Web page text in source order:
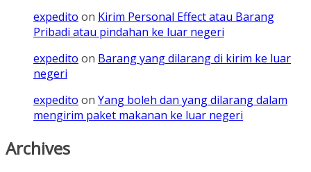
expedito on Kirim Personal Effect atau Barang
Pribadi atau pindahan ke luar negeri
expedito on Barang yang dilarang di kirim ke luar
negeri
expedito on Yang boleh dan yang dilarang dalam
mengirim paket makanan ke luar negeri
Archives